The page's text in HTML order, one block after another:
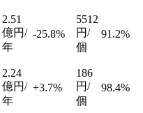
2.51
億円/
年
-25.8%
5512
円/
個
91.2%
2.24
億円/
年
+3.7%
186
円/
個
98.4%